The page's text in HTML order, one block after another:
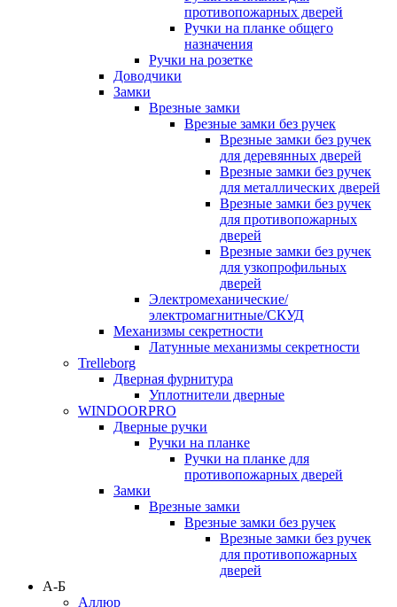
противопожарных дверей
Ручки на планке общего
назначения
Ручки на розетке
Доводчики
Замки
Врезные замки
Врезные замки без ручек
Врезные замки без ручек
для деревянных дверей
Врезные замки без ручек
для металлических дверей
Врезные замки без ручек
для противопожарных
дверей
Врезные замки без ручек
для узкопрофильных
дверей
Электромеханические/
электромагнитные/СКУД
Механизмы секретности
Латунные механизмы секретности
Trelleborg
Дверная фурнитура
Уплотнители дверные
WINDOORPRO
Дверные ручки
Ручки на планке
Ручки на планке для
противопожарных дверей
Замки
Врезные замки
Врезные замки без ручек
Врезные замки без ручек
для противопожарных
дверей
А-Б
Аллюр